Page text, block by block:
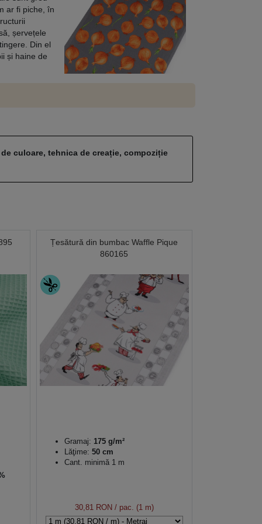
ar fi piche, în
șervețele
Din el
și haine de
culoare, tehnica de creație, compoziție
Țesătură din bumbac Waffle Pique
860165
Gramaj: 175 g/m²
Lăţime: 50 cm
Cant. minimă 1 m
30,81 RON / pac. (1 m)